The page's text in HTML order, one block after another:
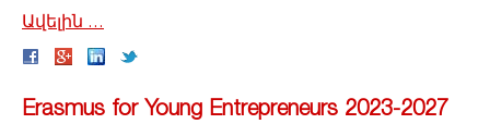
Ավելին ․․․
Erasmus for Young Entrepreneurs 2023-2027